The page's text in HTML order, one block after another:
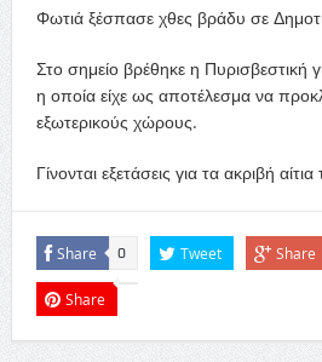
Φωτιά ξέσπασε χθες βράδυ σε
Στο σημείο βρέθηκε η Πυρισβεστική
η οποία είχε ως αποτέλεσμα να
εξωτερικούς χώρους.
Γίνονται εξετάσεις για τα ακριβή
Share 0 Tweet Share
Share